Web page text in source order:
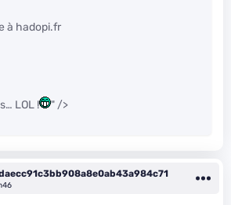
à hadopi.fr
LOL ! " />